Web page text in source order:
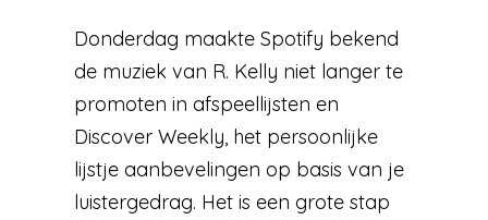
Donderdag maakte Spotify bekend
de muziek van R. Kelly niet langer te
promoten in afspeellijsten en
Discover Weekly, het persoonlijke
lijstje aanbevelingen op basis van je
luistergedrag. Het is een grote stap